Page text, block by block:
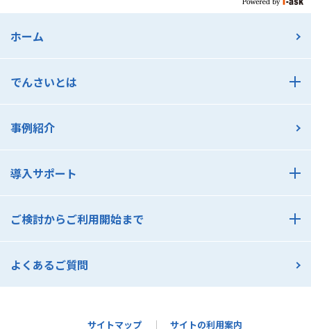
ホーム
でんさいとは
でんさいとは
でんさいのメリット 支払利用編
でんさいコスト診断
事例紹介
導入サポート
導入サポート
でんさいセミナー一覧
ご検討からご利用開始まで
ご検討からご利用開始まで
支払利用の流れ
契約者さま活用ガイド
よくあるご質問
サイトマップ
サイトの利用案内